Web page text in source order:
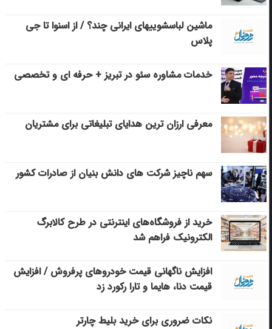
ماشین لباسشویی‎های ایرانی چند؟ / از اسنوا تا جی
پلاس
خدمات مشاوره سئو در تبریز + حرفه ای و تخصصی
معرفی ارزان ترین هدایای تبلیغاتی برای مشتریان
سهم ناچیز شرکت های دانش بنیان از صادرات کشور
خرید از فروشگاه‌های اینترنتی در طرح کالابرگ
الکترونیک فراهم شد
افزایش ناگهانی قیمت خودروهای پرفروش / افزایش
قیمت دنا، هایما و تارا رکورد زد
نکات ضروری برای خرید بلیط چارتر